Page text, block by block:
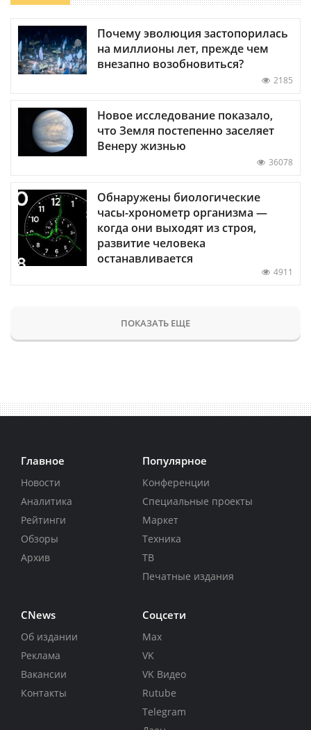
Почему эволюция застопорилась
на миллионы лет, прежде чем
внезапно возобновиться?
2185
Новое исследование показало,
что Земля постепенно заселяет
Венеру жизнью
36078
Обнаружены биологические
часы-хронометр организма —
когда они выходят из строя,
развитие человека
останавливается
4911
ПОКАЗАТЬ ЕЩЕ
Главное
Новости
Аналитика
Рейтинги
Обзоры
Архив
Популярное
Конференции
Специальные проекты
Маркет
Техника
ТВ
Печатные издания
CNews
Об издании
Реклама
Вакансии
Контакты
Соцсети
Max
VK
VK Видео
Rutube
Telegram